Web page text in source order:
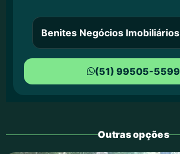
Benites Negócios Imobiliários
(51) 99505-5599
Outras opções